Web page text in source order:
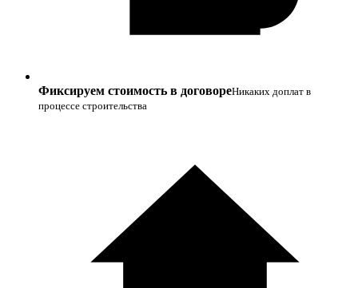
Фиксируем стоимость в договореНикаких доплат в
процессе строительства